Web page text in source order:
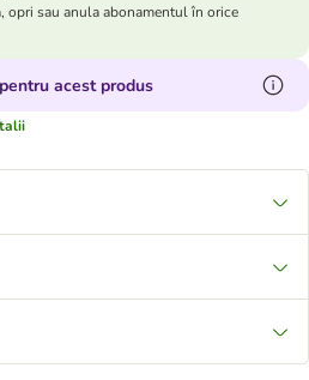
opri sau anula abonamentul în orice
acest produs